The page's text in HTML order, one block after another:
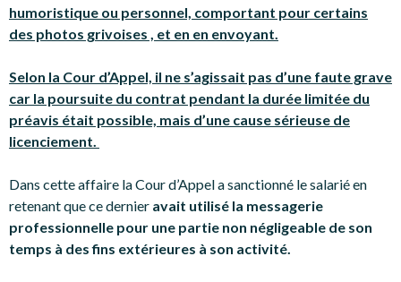
humoristique ou personnel, comportant pour certains
des photos grivoises , et en en envoyant.
Selon la Cour d’Appel, il ne s’agissait pas d’une faute grave
car la poursuite du contrat pendant la durée limitée du
préavis était possible, mais d’une cause sérieuse de
licenciement.
Dans cette affaire la Cour d’Appel a sanctionné le salarié en
retenant que ce dernier avait utilisé la messagerie
professionnelle pour une partie non négligeable de son
temps à des fins extérieures à son activité.